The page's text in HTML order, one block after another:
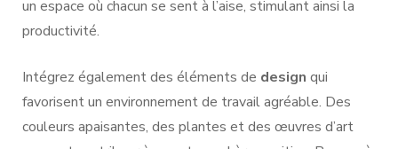
un espace où chacun se sent à l’aise, stimulant ainsi la
productivité.
Intégrez également des éléments de design qui
favorisent un environnement de travail agréable. Des
couleurs apaisantes, des plantes et des œuvres d’art